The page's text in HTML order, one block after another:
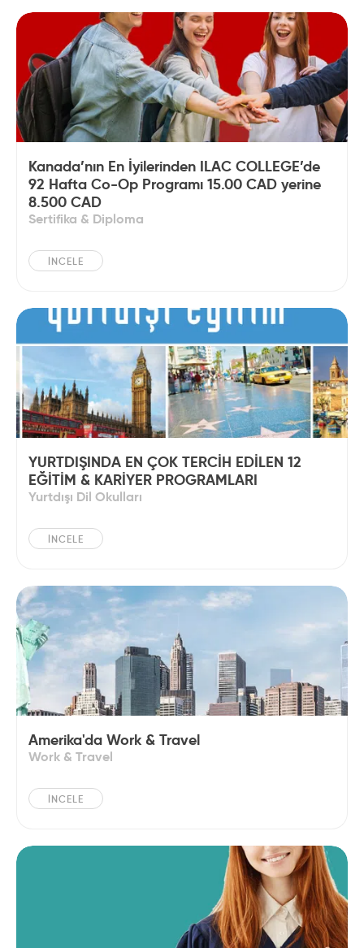
Kanada’nın En İyilerinden ILAC COLLEGE’de
92 Hafta Co-Op Programı 15.00 CAD yerine
8.500 CAD
Sertifika & Diploma
İNCELE
YURTDIŞINDA EN ÇOK TERCİH EDİLEN 12
EĞİTİM & KARİYER PROGRAMLARI
Yurtdışı Dil Okulları
İNCELE
Amerika'da Work & Travel
Work & Travel
İNCELE